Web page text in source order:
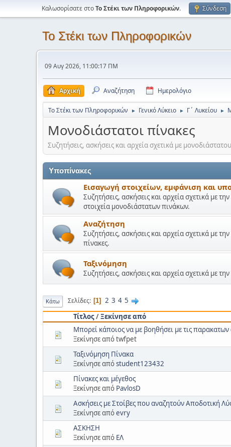
Καλωσορίσατε στοΤο Στέκι των Πληροφορικών. Σύνδεση
Το Στέκι των Πληροφορικών
09 Αυγ 2026, 11:00:17 ΠΜ
Αρχική Αναζήτηση Ημερολόγιο
Το Στέκι των Πληροφορικών ► Γενικό Λύκειο ► Γ΄ Λυκείου ►
Μονοδιάστατοι πίνακες
Συζητήσεις, ασκήσεις και αρχεία σχετικά με
Υποπίνακες
Εισαγωγή στοιχείων, εμφάνιση και
Συζητήσεις, ασκήσεις και αρχεία σχετικά με
στοιχεία μονοδιάστατων πινάκων.
Αναζήτηση
Συζητήσεις, ασκήσεις και αρχεία σχετικά με
πίνακες.
Ταξινόμηση
Συζητήσεις, ασκήσεις και αρχεία σχετικά με
Κάτω Σελίδες 1 2 3 4 5
Τίτλος/Ξεκίνησε από
Mπορεί κάποιος να με βοηθήσει με τις
Ξεκίνησε από twfpet
Ταξινόμηση Πίνακα
Ξεκίνησε απόstudent123432
Πίνακες και μέγεθος
Ξεκίνησε από PavlosD
Ασκήσεις με Στοίβες που αναζητούν Αποδοτική
Ξεκίνησε απόevry
ΑΣΚΗΣΗ
Ξεκίνησε από ΕΛ